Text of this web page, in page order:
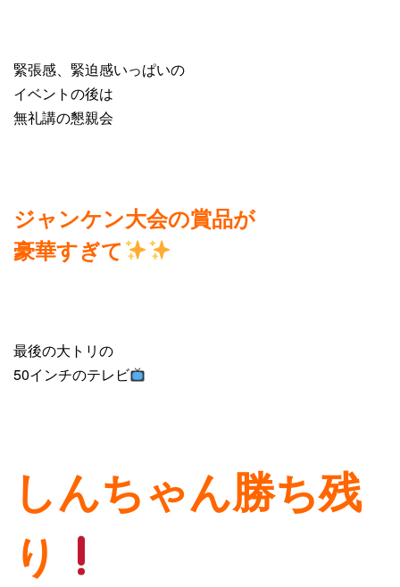
緊張感、緊迫感いっぱいの
イベントの後は
無礼講の懇親会
ジャンケン大会の賞品が
豪華すぎて
最後の大トリの
50インチのテレビ
しんちゃん勝ち残
り